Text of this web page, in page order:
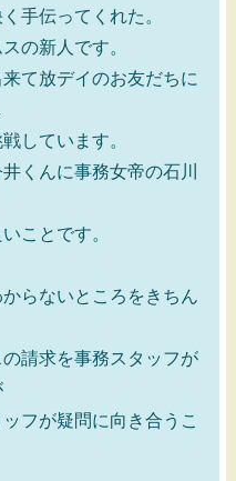
手伝ってくれた。
新人です。
デイのお友だちに
ています。
に事務女帝の石川
とです。
らないところをきちん
を事務スタッフが
疑問に向き合うこ